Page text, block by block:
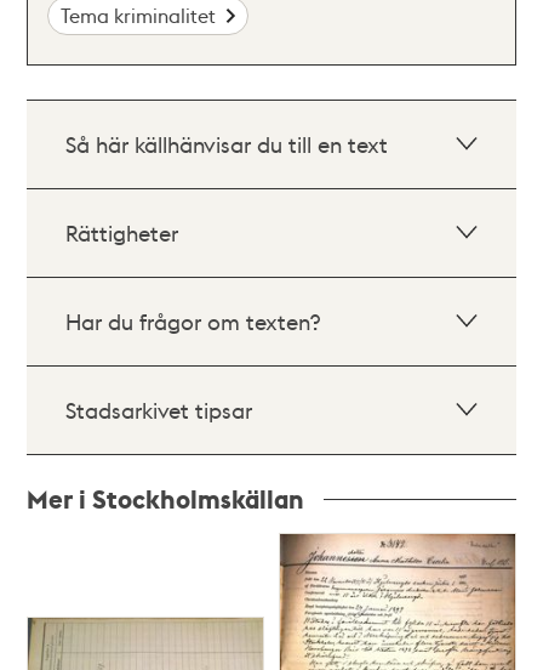
Tema kriminalitet
Så här källhänvisar du till en text
Rättigheter
Har du frågor om texten?
Stadsarkivet tipsar
Mer i Stockholmskällan
teman